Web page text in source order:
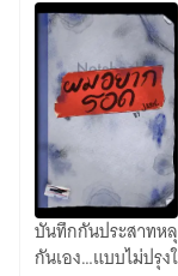
ผม
อยาก
บันทึกกันประสาทห
กันเอง…แบบไม่ปรุ